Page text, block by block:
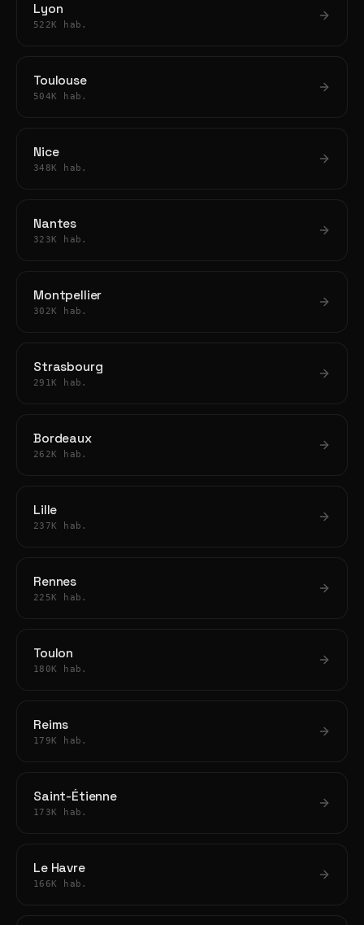
Lyon
522K hab.
Toulouse
504K hab.
Nice
348K hab.
Nantes
323K hab.
Montpellier
302K hab.
Strasbourg
291K hab.
Bordeaux
262K hab.
Lille
237K hab.
Rennes
225K hab.
Toulon
180K hab.
Reims
179K hab.
Saint-Étienne
173K hab.
Le Havre
166K hab.